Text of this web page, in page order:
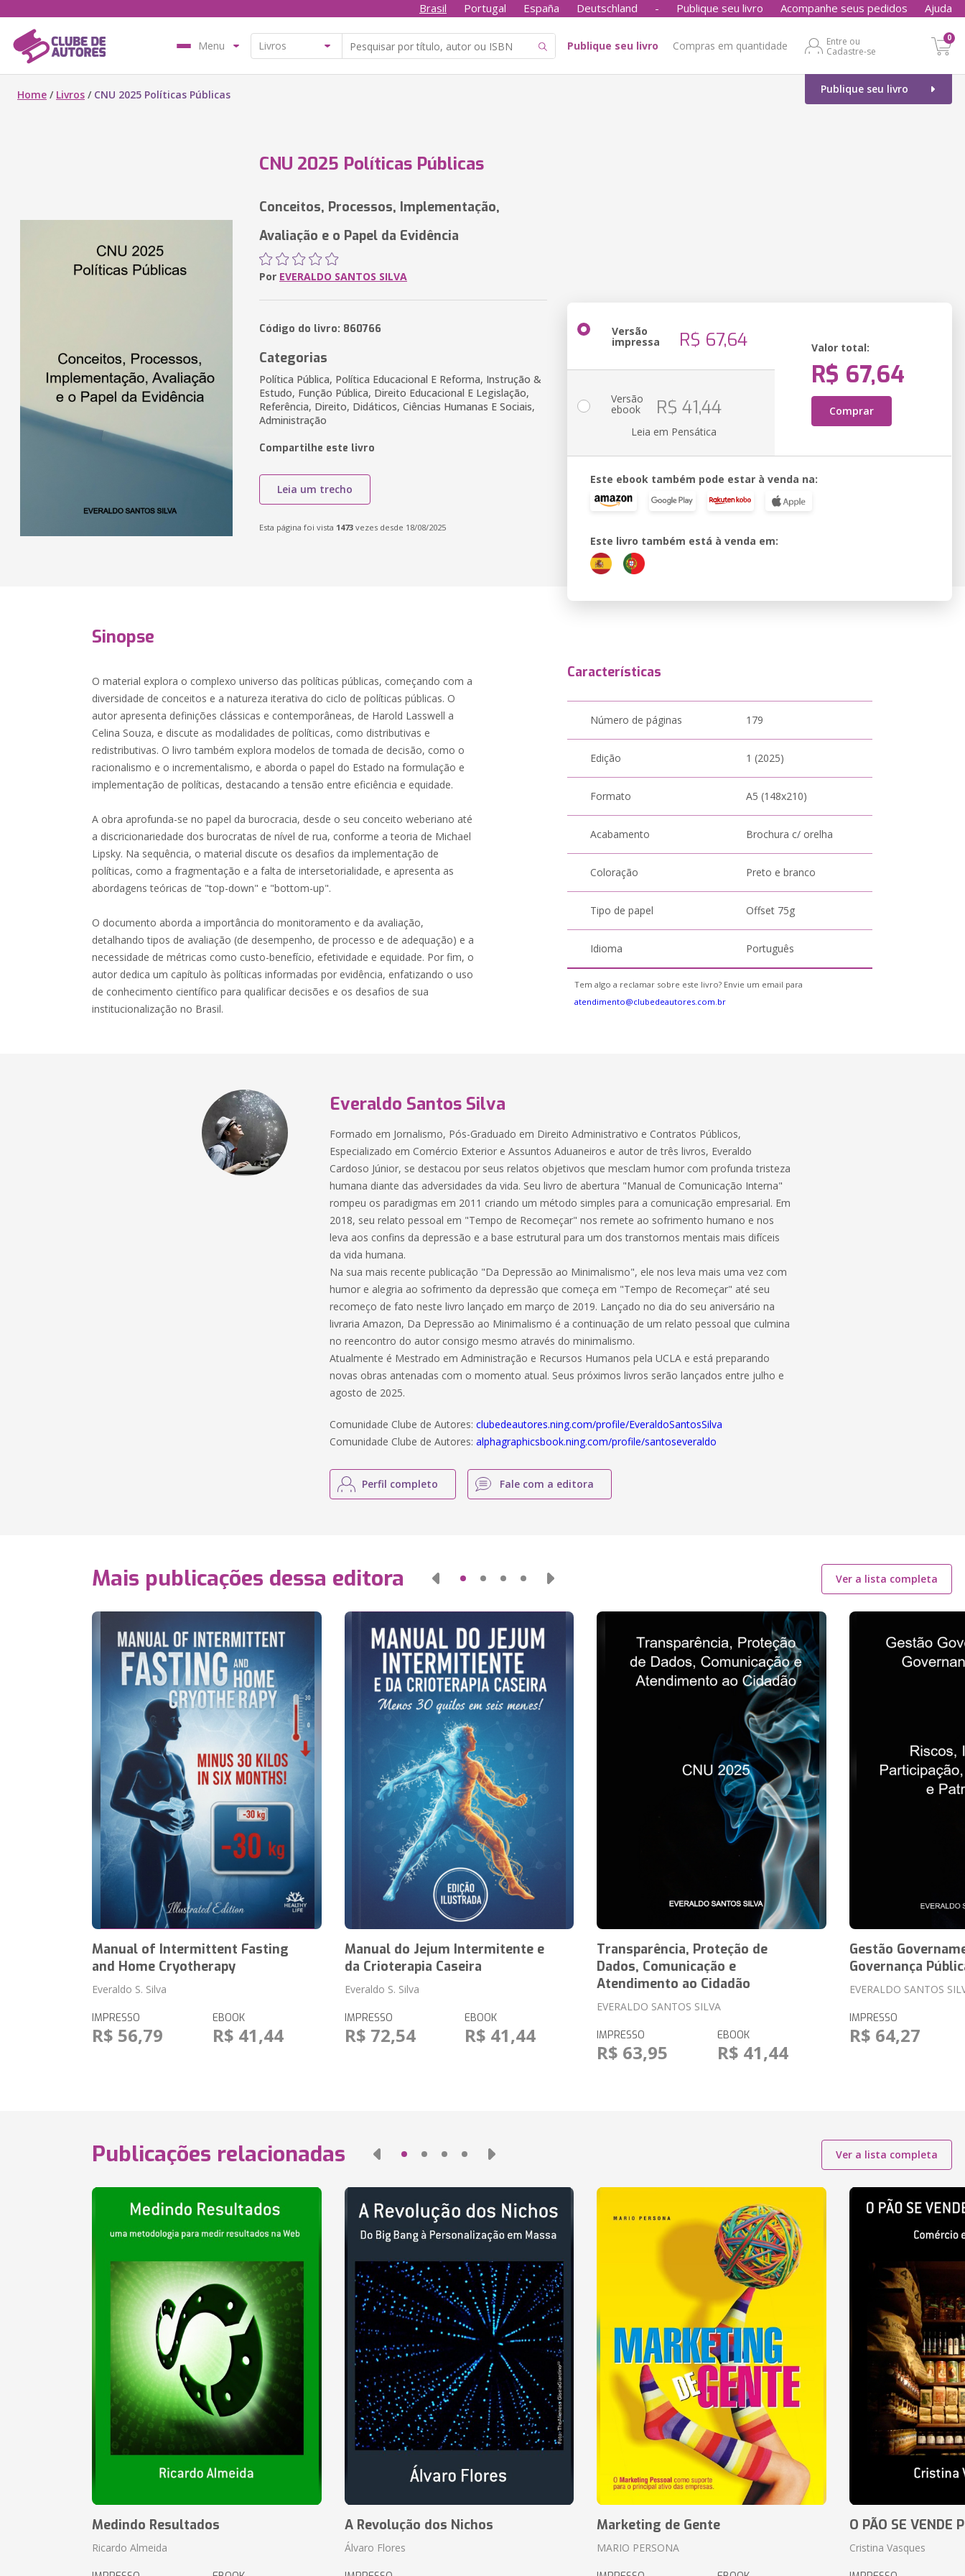
Brasil Portugal España Deutschland - Publique seu livro Acompanhe seus pedidos Ajuda
Menu Publique seu livro Compras em quantidade
Entre ou
Cadastre-se
0
Publique seu livro
Home / Livros / CNU 2025 Políticas Públicas
CNU 2025 Políticas Públicas
Conceitos, Processos, Implementação,
Avaliação e o Papel da Evidência
Por EVERALDO SANTOS SILVA
Código do livro: 860766
Categorias
Política Pública, Política Educacional E Reforma, Instrução &
Estudo, Função Pública, Direito Educacional E Legislação,
Referência, Direito, Didáticos, Ciências Humanas E Sociais,
Administração
Compartilhe este livro
Leia um trecho
Esta página foi vista 1473 vezes desde 18/08/2025
Versão
impressa R$ 67,64 Valor total:
R$ 67,64
Comprar
Versão
ebook R$ 41,44
Leia em Pensática
Este ebook também pode estar à venda na:
Este livro também está à venda em:
Sinopse
O material explora o complexo universo das políticas públicas, começando com a
diversidade de conceitos e a natureza iterativa do ciclo de políticas públicas. O
autor apresenta definições clássicas e contemporâneas, de Harold Lasswell a
Celina Souza, e discute as modalidades de políticas, como distributivas e
redistributivas. O livro também explora modelos de tomada de decisão, como o
racionalismo e o incrementalismo, e aborda o papel do Estado na formulação e
implementação de políticas, destacando a tensão entre eficiência e equidade.
A obra aprofunda-se no papel da burocracia, desde o seu conceito weberiano até
a discricionariedade dos burocratas de nível de rua, conforme a teoria de Michael
Lipsky. Na sequência, o material discute os desafios da implementação de
políticas, como a fragmentação e a falta de intersetorialidade, e apresenta as
abordagens teóricas de "top-down" e "bottom-up".
O documento aborda a importância do monitoramento e da avaliação,
detalhando tipos de avaliação (de desempenho, de processo e de adequação) e a
necessidade de métricas como custo-benefício, efetividade e equidade. Por fim, o
autor dedica um capítulo às políticas informadas por evidência, enfatizando o uso
de conhecimento científico para qualificar decisões e os desafios de sua
institucionalização no Brasil.
Características
Número de páginas 179
Edição 1 (2025)
Formato A5 (148x210)
Acabamento Brochura c/ orelha
Coloração Preto e branco
Tipo de papel Offset 75g
Idioma Português
Tem algo a reclamar sobre este livro? Envie um email para
atendimento@clubedeautores.com.br
Everaldo Santos Silva
Formado em Jornalismo, Pós-Graduado em Direito Administrativo e Contratos Públicos,
Especializado em Comércio Exterior e Assuntos Aduaneiros e autor de três livros, Everaldo
Cardoso Júnior, se destacou por seus relatos objetivos que mesclam humor com profunda tristeza
humana diante das adversidades da vida. Seu livro de abertura "Manual de Comunicação Interna"
rompeu os paradigmas em 2011 criando um método simples para a comunicação empresarial. Em
2018, seu relato pessoal em "Tempo de Recomeçar" nos remete ao sofrimento humano e nos
leva aos confins da depressão e a base estrutural para um dos transtornos mentais mais difíceis
da vida humana.
Na sua mais recente publicação "Da Depressão ao Minimalismo", ele nos leva mais uma vez com
humor e alegria ao sofrimento da depressão que começa em "Tempo de Recomeçar" até seu
recomeço de fato neste livro lançado em março de 2019. Lançado no dia do seu aniversário na
livraria Amazon, Da Depressão ao Minimalismo é a continuação de um relato pessoal que culmina
no reencontro do autor consigo mesmo através do minimalismo.
Atualmente é Mestrado em Administração e Recursos Humanos pela UCLA e está preparando
novas obras antenadas com o momento atual. Seus próximos livros serão lançados entre julho e
agosto de 2025.
Comunidade Clube de Autores:clubedeautores.ning.com/profile/EveraldoSantosSilva
Comunidade Clube de Autores:alphagraphicsbook.ning.com/profile/santoseveraldo
Perfil completo Fale com a editora
Mais publicações dessa editora Ver a lista completa
Manual of Intermittent Fasting
and Home Cryotherapy
Everaldo S. Silva
IMPRESSO
R$ 56,79
EBOOK
R$ 41,44
Manual do Jejum Intermitente e
da Crioterapia Caseira
Everaldo S. Silva
IMPRESSO
R$ 72,54
EBOOK
R$ 41,44
Transparência, Proteção de
Dados, Comunicação e
Atendimento ao Cidadão
EVERALDO SANTOS SILVA
IMPRESSO
R$ 63,95
EBOOK
R$ 41,44
Gestão
Governança
EVERALDO SANTOS
IMPRESSO
R$ 64,27
Publicações relacionadas Ver a lista completa
Medindo Resultados
Ricardo Almeida
A Revolução dos Nichos
Álvaro Flores
Marketing de Gente
MARIO PERSONA
O PÃO SE VENDE
Cristina Vasques